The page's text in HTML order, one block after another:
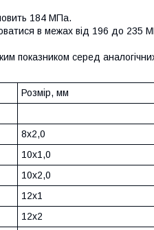
184 МПа.
в межах від 196 до 235
показником серед
Розмір, мм
8х2,0
10х1,0
10х2,0
12х1
12х2